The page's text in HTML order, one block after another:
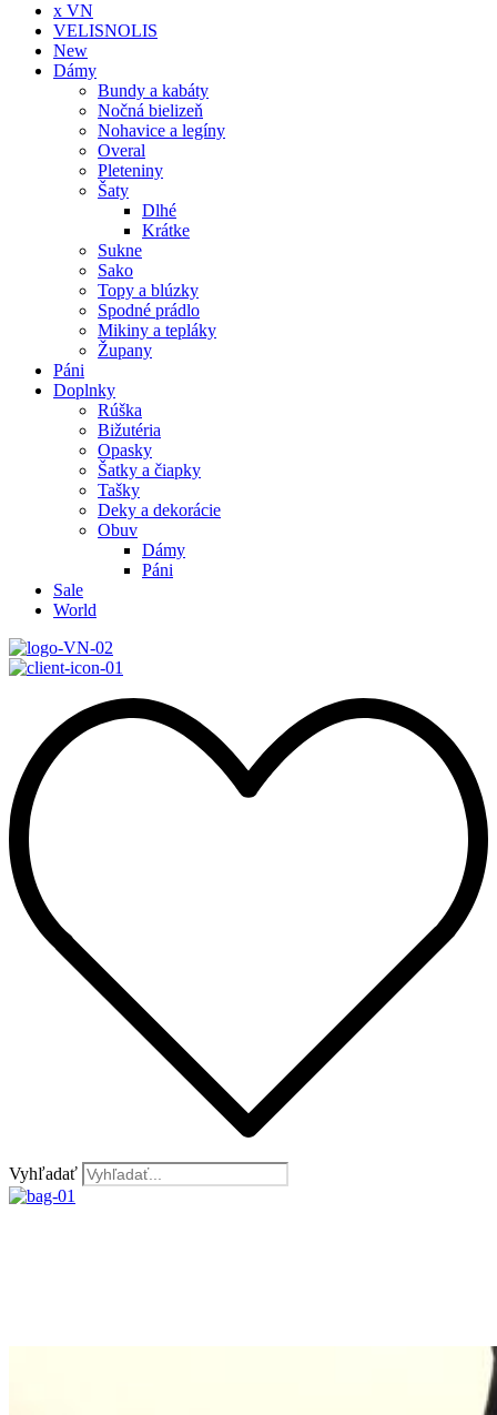
x VN
VELISNOLIS
New
Dámy
Bundy a kabáty
Nočná bielizeň
Nohavice a legíny
Overal
Pleteniny
Šaty
Dlhé
Krátke
Sukne
Sako
Topy a blúzky
Spodné prádlo
Mikiny a tepláky
Župany
Páni
Doplnky
Rúška
Bižutéria
Opasky
Šatky a čiapky
Tašky
Deky a dekorácie
Obuv
Dámy
Páni
Sale
World
Vyhľadať